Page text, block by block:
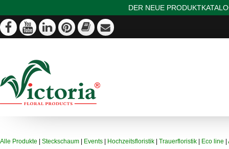
DER NEUE
Alle Produkte Steckschaum Events Hochzeitsfloristik Trauerfloristik Eco line